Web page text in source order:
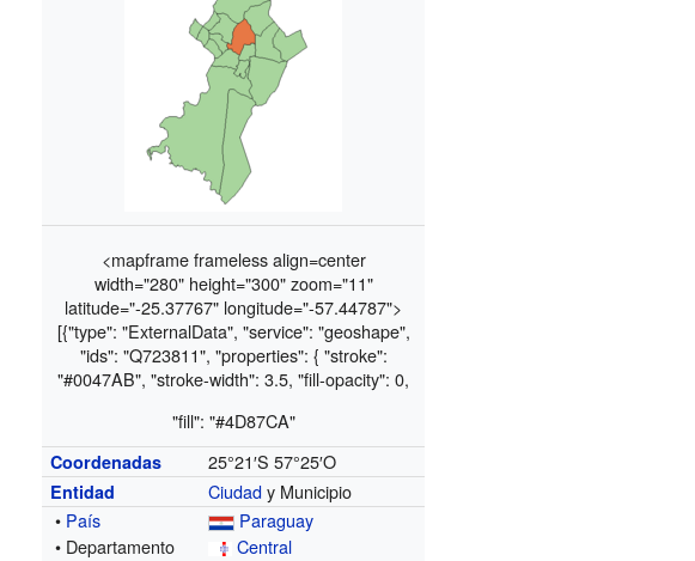
<mapframe frameless align=center
width="280" height="300" zoom="11"
latitude="-25.37767" longitude="-57.44787">
[{"type": "ExternalData", "service": "geoshape",
"ids": "Q723811", "properties": { "stroke":
"#0047AB", "stroke-width": 3.5, "fill-opacity": 0,
"fill": "#4D87CA"
Coordenadas 25°21′S 57°25′O
Entidad Ciudady Municipio
• País
Paraguay
• Departamento
Central